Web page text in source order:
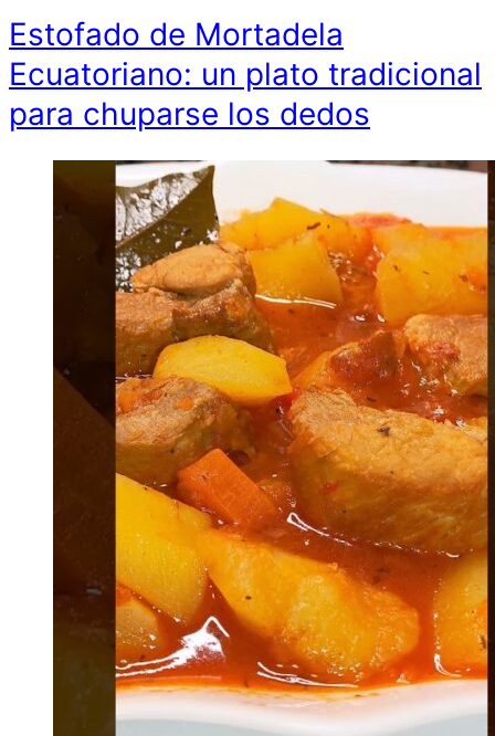
Estofado de Mortadela
Ecuatoriano: un plato tradicional
para chuparse los dedos